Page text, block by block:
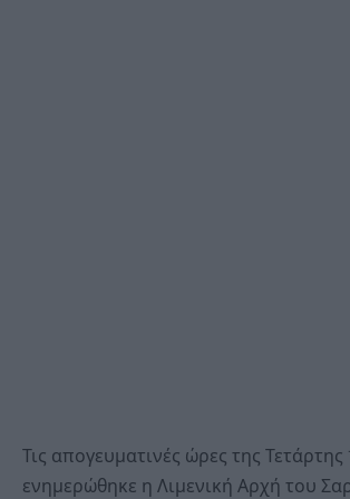
Τις απογευματινές ώρες της Τετάρτης
ενημερώθηκε η Λιμενική Αρχή του